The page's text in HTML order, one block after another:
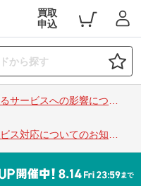
買取
申込
サービスへの影響につい
ス対応についてのお知ら